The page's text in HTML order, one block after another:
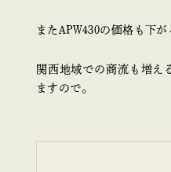
またAPW430の価格も下
関西地域での商流も増え
ますので。